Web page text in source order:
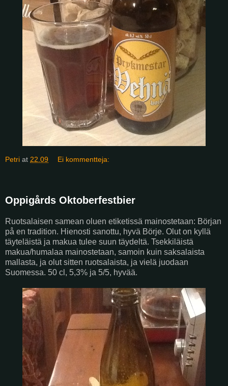
Petri at 22.09 Ei kommentteja:
Oppigårds Oktoberfestbier
Ruotsalaisen samean oluen etiketissä mainostetaan: Början
på en tradition. Hienosti sanottu, hyvä Börje. Olut on kyllä
täyteläistä ja makua tulee suun täydeltä. Tsekkiläistä
makua/humalaa mainostetaan, samoin kuin saksalaista
mallasta, ja olut sitten ruotsalaista, ja vielä juodaan
Suomessa. 50 cl, 5,3% ja 5/5, hyvää.